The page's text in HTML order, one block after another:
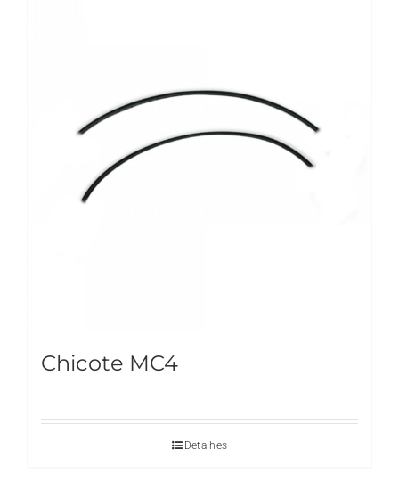
Chicote MC4
Detalhes